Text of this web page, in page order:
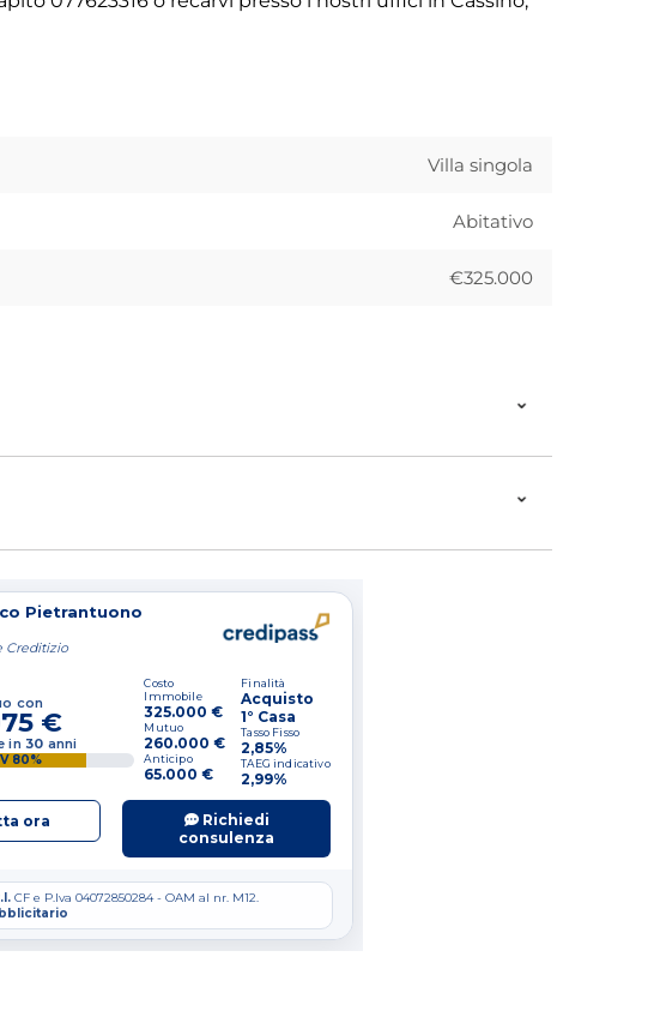
Villa singola
Abitativo
€325.000